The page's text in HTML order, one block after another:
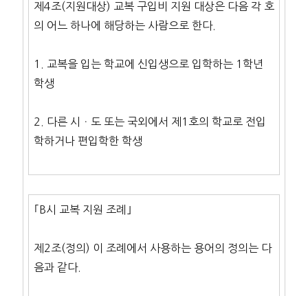
제4조(지원대상) 교복 구입비 지원 대상은 다음 각 호
의 어느 하나에 해당하는 사람으로 한다.
1. 교복을 입는 학교에 신입생으로 입학하는 1학년
학생
2. 다른 시ㆍ도 또는 국외에서 제1호의 학교로 전입
학하거나 편입학한 학생
｢B시 교복 지원 조례｣
제2조(정의) 이 조례에서 사용하는 용어의 정의는 다
음과 같다.